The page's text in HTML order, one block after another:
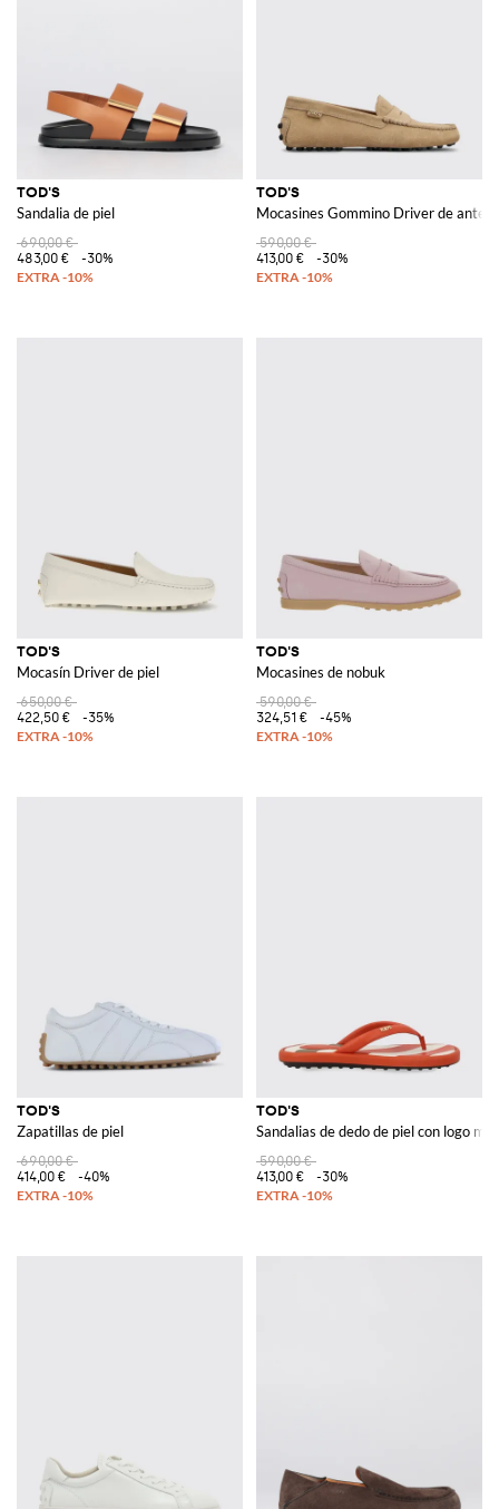
TOD'S
Sandalia de piel
690,00 €
483,00 €
-30%
TOD'S
Mocasines Gommino Driver de ante
590,00 €
413,00 €
-30%
TOD'S
Mocasín Driver de piel
650,00 €
422,50 €
-35%
TOD'S
Mocasines de nobuk
590,00 €
324,51 €
-45%
TOD'S
Zapatillas de piel
690,00 €
414,00 €
-40%
TOD'S
Sandalias de dedo de piel con logo
590,00 €
413,00 €
-30%